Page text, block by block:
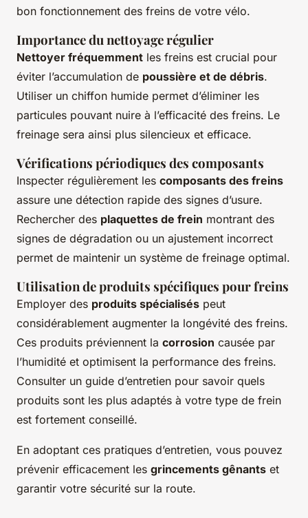
bon fonctionnement des freins de votre vélo.
Importance du nettoyage régulier
Nettoyer fréquemment les freins est crucial pour
éviter l’accumulation de poussière et de débris.
Utiliser un chiffon humide permet d’éliminer les
particules pouvant nuire à l’efficacité des freins. Le
freinage sera ainsi plus silencieux et efficace.
Vérifications périodiques des composants
Inspecter régulièrement les composants des freins
assure une détection rapide des signes d’usure.
Rechercher des plaquettes de frein montrant des
signes de dégradation ou un ajustement incorrect
permet de maintenir un système de freinage optimal.
Utilisation de produits spécifiques pour freins
Employer des produits spécialisés peut
considérablement augmenter la longévité des freins.
Ces produits préviennent la corrosion causée par
l’humidité et optimisent la performance des freins.
Consulter un guide d’entretien pour savoir quels
produits sont les plus adaptés à votre type de frein
est fortement conseillé.
En adoptant ces pratiques d’entretien, vous pouvez
prévenir efficacement les grincements gênants et
garantir votre sécurité sur la route.